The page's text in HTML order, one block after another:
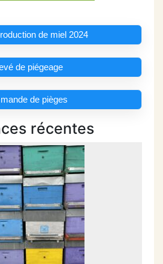
de miel 2024
de piégeage
de pièges
récentes